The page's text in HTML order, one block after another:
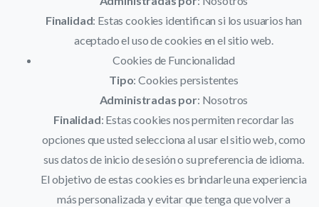
Finalidad: Estas cookies identifican si los usuarios han
aceptado el uso de cookies en el sitio web.
Cookies de Funcionalidad
Tipo: Cookies persistentes
Administradas por: Nosotros
Finalidad: Estas cookies nos permiten recordar las
opciones que usted selecciona al usar el sitio web, como
sus datos de inicio de sesión o su preferencia de idioma.
El objetivo de estas cookies es brindarle una experiencia
más personalizada y evitar que tenga que volver a